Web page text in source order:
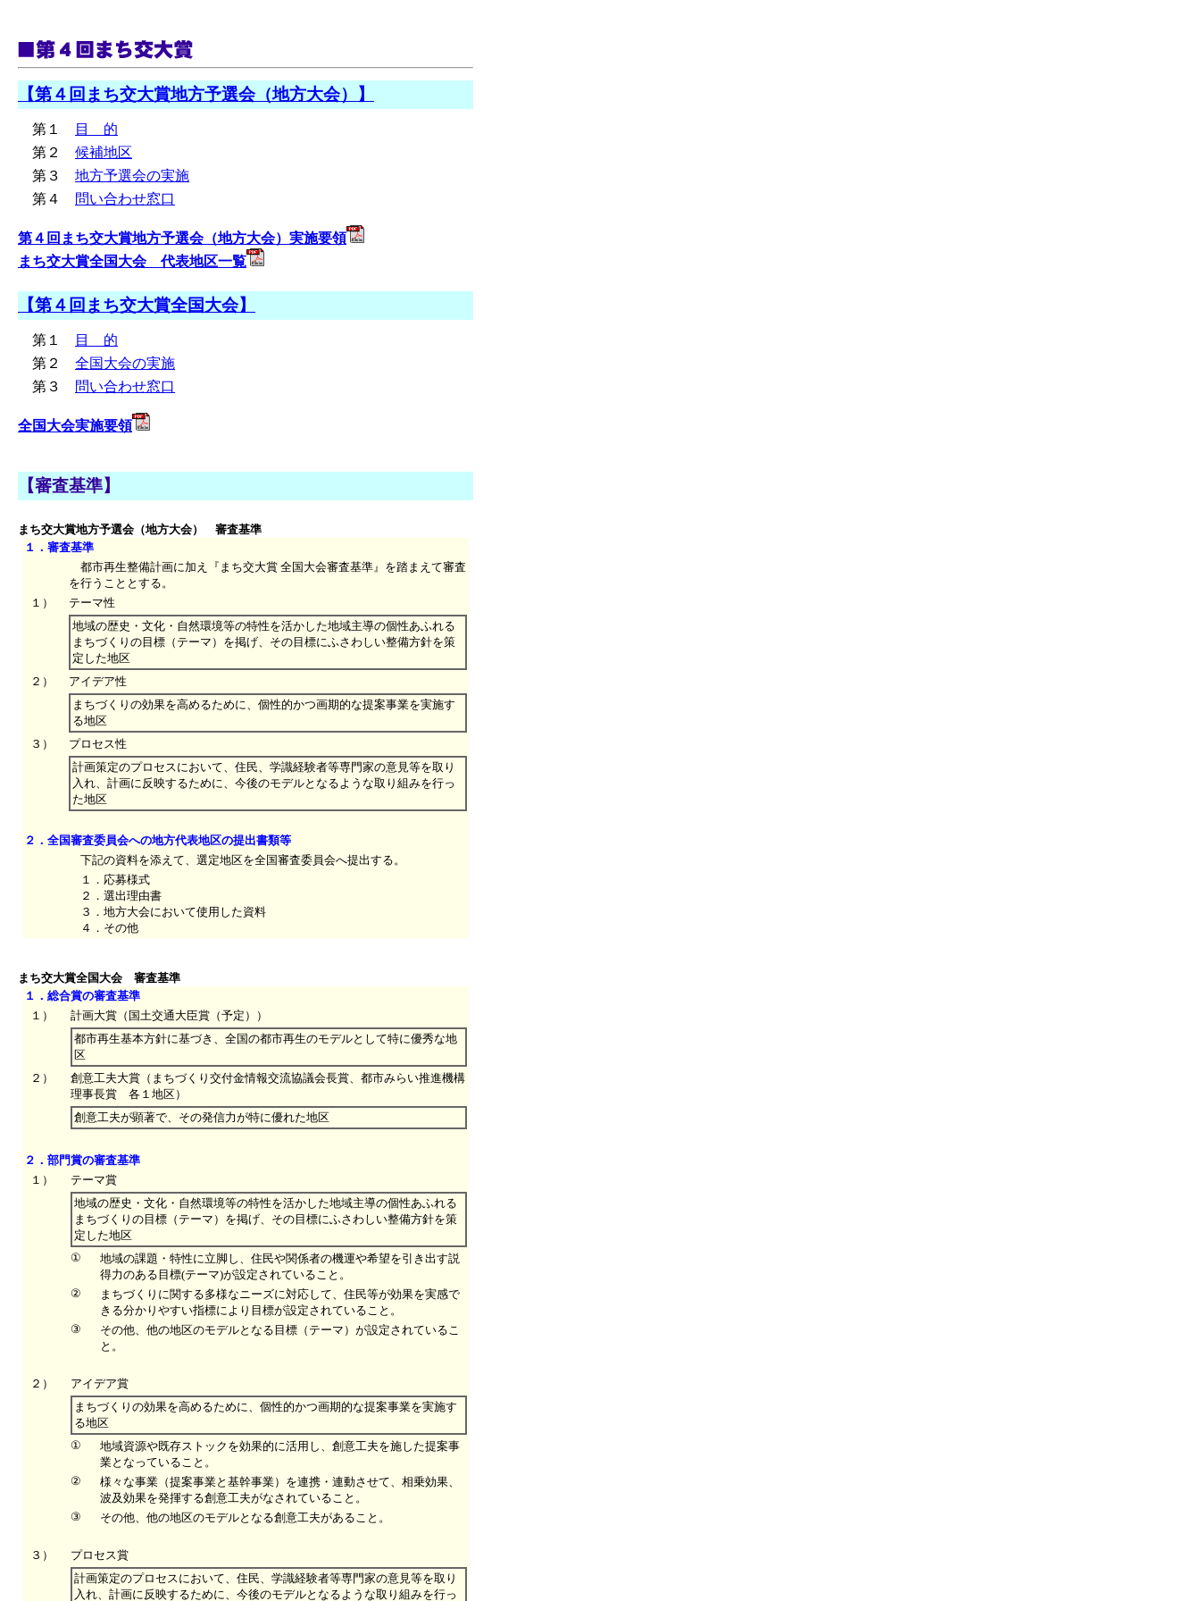
【第４回まち交大賞地方予選会（地方大会）】
第１
目 的
第２ 候補地区
第３ 地方予選会の実施
第４
問い合わせ窓口
第４回まち交大賞地方予選会（地方大会）実施要領
まち交大賞全国大会 代表地区一覧
【第４回まち交大賞全国大会】
第１
目 的
第２ 全国大会の実施
第３
問い合わせ窓口
全国大会実施要領
【審査基準】
まち交大賞地方予選会（地方大会） 審査基準
１．審査基準
都市再生整備計画に加え『まち交大賞 全国大会審査基準』を踏まえて審査
を行うこととする。
１）
テーマ性
地域の歴史・文化・自然環境等の特性を活かした地域主導の個性あふれる
まちづくりの目標（テーマ）を掲げ、その目標にふさわしい整備方針を策
定した地区
２）
アイデア性
まちづくりの効果を高めるために、個性的かつ画期的な提案事業を実施す
る地区
３）
プロセス性
計画策定のプロセスにおいて、住民、学識経験者等専門家の意見等を取り
入れ、計画に反映するために、今後のモデルとなるような取り組みを行っ
た地区
２．全国審査委員会への地方代表地区の提出書類等
下記の資料を添えて、選定地区を全国審査委員会へ提出する。
１．応募様式
２．選出理由書
３．地方大会において使用した資料
４．その他
まち交大賞全国大会 審査基準
１．総合賞の審査基準
１）
計画大賞（国土交通大臣賞（予定））
都市再生基本方針に基づき、全国の都市再生のモデルとして特に優秀な地
区
２）
創意工夫大賞（まちづくり交付金情報交流協議会長賞、都市みらい推進機構
理事長賞 各１地区）
創意工夫が顕著で、その発信力が特に優れた地区
２．部門賞の審査基準
１）
テーマ賞
地域の歴史・文化・自然環境等の特性を活かした地域主導の個性あふれる
まちづくりの目標（テーマ）を掲げ、その目標にふさわしい整備方針を策
定した地区
①
地域の課題・特性に立脚し、住民や関係者の機運や希望を引き出す説
得力のある目標(テーマ)が設定されていること。
②
まちづくりに関する多様なニーズに対応して、住民等が効果を実感で
きる分かりやすい指標により目標が設定されていること。
③
その他、他の地区のモデルとなる目標（テーマ）が設定されているこ
と。
２）
アイデア賞
まちづくりの効果を高めるために、個性的かつ画期的な提案事業を実施す
る地区
①
地域資源や既存ストックを効果的に活用し、創意工夫を施した提案事
業となっていること。
②
様々な事業（提案事業と基幹事業）を連携・連動させて、相乗効果、
波及効果を発揮する創意工夫がなされていること。
③
その他、他の地区のモデルとなる創意工夫があること。
３）
プロセス賞
計画策定のプロセスにおいて、住民、学識経験者等専門家の意見等を取り
入れ、計画に反映するために、今後のモデルとなるような取り組みを行っ